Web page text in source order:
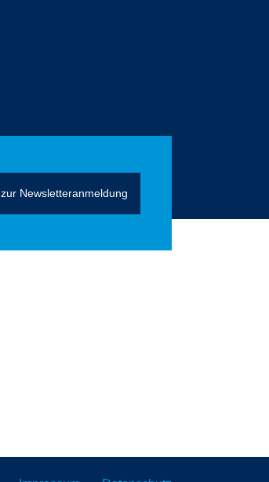
zur Newsletteranmeldung